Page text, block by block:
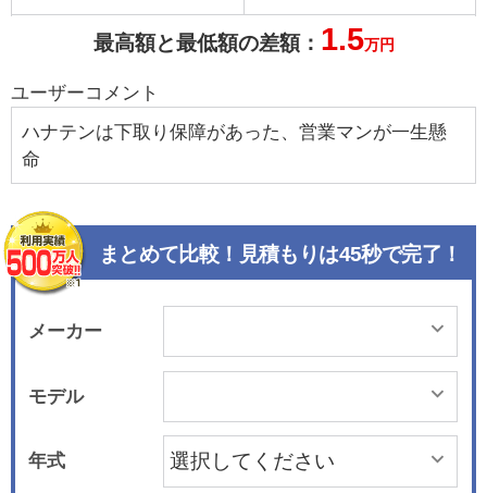
最高額と最低額の差額： 1.5万円
ユーザーコメント
ハナテンは下取り保障があった、営業マンが一生懸
命
まとめて比較！見積もりは45秒で完了！
メーカー
モデル
年式